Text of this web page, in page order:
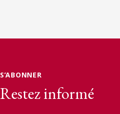
S’ABONNER
Restez informé